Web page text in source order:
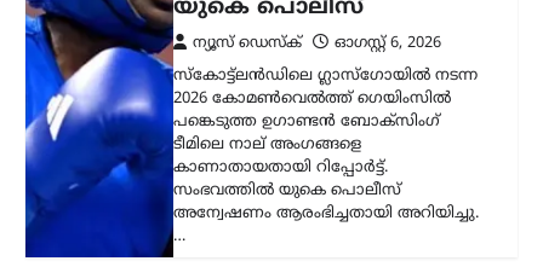
ന്യൂസ് ഡെസ്ക്
ഓഗസ്റ്റ്‌ 6, 2026
സ്കോട്ട്‌ലൻഡിലെ ഗ്ലാസ്‌ഗോയിൽ നടന്ന
2026 കോമൺവെൽത്ത് ഗെയിംസിൽ
പങ്കെടുത്ത ഉഗാണ്ടൻ ബോക്സിംഗ്
ടീമിലെ നാല് അംഗങ്ങളെ
കാണാതായതായി റിപ്പോർട്ട്.
സംഭവത്തിൽ യുകെ പൊലീസ്
അന്വേഷണം ആരംഭിച്ചതായി അറിയിച്ചു.
…